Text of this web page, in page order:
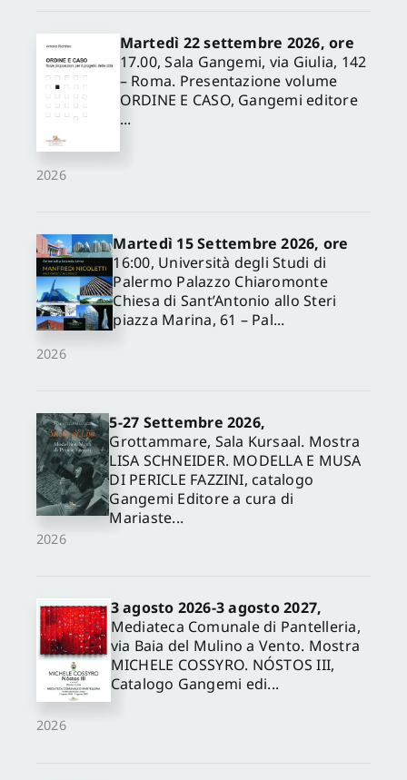
2026
Martedì 22 settembre 2026, ore
17.00, Sala Gangemi, via Giulia, 142
– Roma. Presentazione volume
ORDINE E CASO, Gangemi editore
...
2026
Martedì 15 Settembre 2026, ore
16:00, Università degli Studi di
Palermo Palazzo Chiaromonte
Chiesa di Sant’Antonio allo Steri
piazza Marina, 61 – Pal...
2026
5-27 Settembre 2026,
Grottammare, Sala Kursaal. Mostra
LISA SCHNEIDER. MODELLA E MUSA
DI PERICLE FAZZINI, catalogo
Gangemi Editore a cura di
Mariaste...
2026
3 agosto 2026-3 agosto 2027,
Mediateca Comunale di Pantelleria,
via Baia del Mulino a Vento. Mostra
MICHELE COSSYRO. NÓSTOS III,
Catalogo Gangemi edi...